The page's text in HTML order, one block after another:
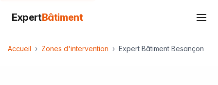
ExpertBâtiment
Accueil Zones d'intervention Expert Bâtiment Besançon